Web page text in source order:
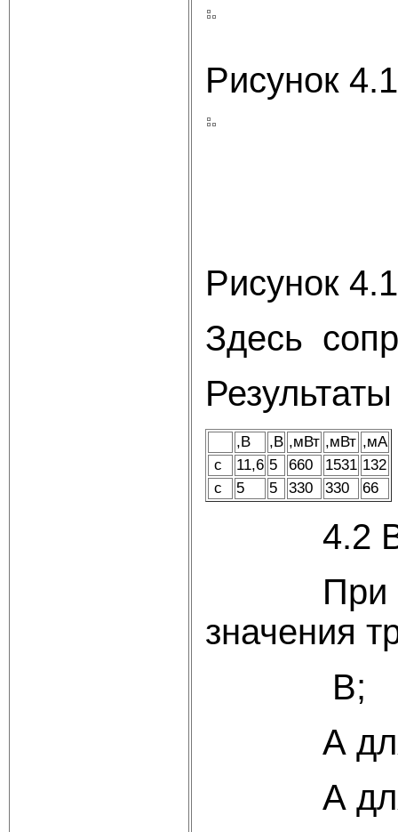
Рисунок
Рисунок
Здесь
,В ,В ,мВт ,мВт ,мА
с
11,6 5 660 1531 132
с
5 5 330 330 66
4.2
При
значения
В;
А
А